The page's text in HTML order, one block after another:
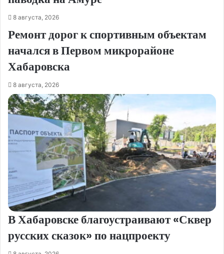
8 августа, 2026
Ремонт дорог к спортивным объектам
начался в Первом микрорайоне
Хабаровска
8 августа, 2026
В Хабаровске благоустраивают «Сквер
русских сказок» по нацпроекту